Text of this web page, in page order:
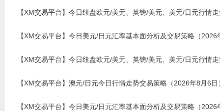
【XM交易平台】今日纽盘欧元/美元、英镑/美元、美元/日元行情
【XM交易平台】今日美元/日元汇率基本面分析及交易策略（2026
【XM交易平台】今日纽盘欧元/美元、英镑/美元、美元/日元行情
【XM交易平台】澳元/日元今日行情走势交易策略（2026年8月6日
【XM交易平台】今日美元/日元汇率基本面分析及交易策略（2026